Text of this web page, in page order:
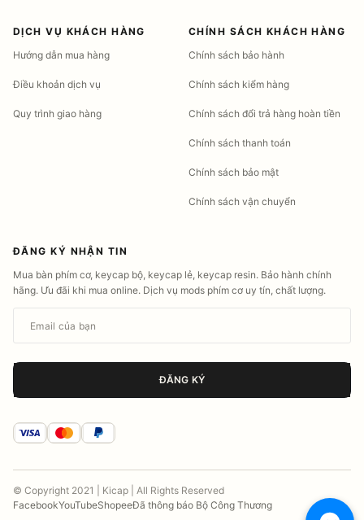
DỊCH VỤ KHÁCH HÀNG
Hướng dẫn mua hàng
Điều khoản dịch vụ
Quy trình giao hàng
CHÍNH SÁCH KHÁCH HÀNG
Chính sách bảo hành
Chính sách kiểm hàng
Chính sách đổi trả hàng hoàn tiền
Chính sách thanh toán
Chính sách bảo mật
Chính sách vận chuyển
ĐĂNG KÝ NHẬN TIN
Mua bàn phím cơ, keycap bộ, keycap lẻ, keycap resin. Bảo hành chính
hãng. Ưu đãi khi mua online. Dịch vụ mods phím cơ uy tín, chất lượng.
ĐĂNG KÝ
© Copyright 2021 | Kicap | All Rights Reserved
FacebookYouTubeShopeeĐã thông báo Bộ Công Thương